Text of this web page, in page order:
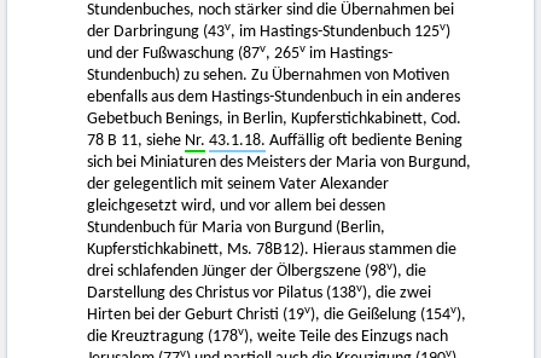
Stundenbuches, noch stärker sind die Übernahmen bei
der Darbringung (43v, im Hastings-Stundenbuch 125v)
und der Fußwaschung (87v, 265v im Hastings-
Stundenbuch) zu sehen. Zu Übernahmen von Motiven
ebenfalls aus dem Hastings-Stundenbuch in ein anderes
Gebetbuch Benings, in Berlin, Kupferstichkabinett, Cod.
78 B 11, siehe Nr. 43.1.18. Auffällig oft bediente Bening
sich bei Miniaturen des Meisters der Maria von Burgund,
der gelegentlich mit seinem Vater Alexander
gleichgesetzt wird, und vor allem bei dessen
Stundenbuch für Maria von Burgund (Berlin,
Kupferstichkabinett, Ms. 78B12). Hieraus stammen die
drei schlafenden Jünger der Ölbergszene (98v), die
Darstellung des Christus vor Pilatus (138v), die zwei
Hirten bei der Geburt Christi (19v), die Geißelung (154v),
die Kreuztragung (178v), weite Teile des Einzugs nach
v v